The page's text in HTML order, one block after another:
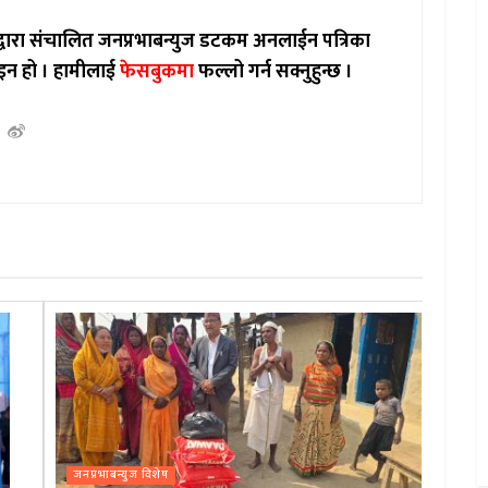
संचालित जनप्रभाबन्युज डटकम अनलाईन पत्रिका
हो ।हामीलाईफेसबुकमाफल्लो गर्न सक्नुहुन्छ ।
जनप्रभाबन्युज विशेष